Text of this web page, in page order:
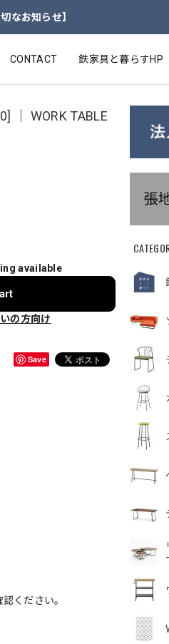
なお知らせ】
CONTACT 鉄家具と暮らすHP
｜ WORK TABLE
available
の方向け
Save
ください。